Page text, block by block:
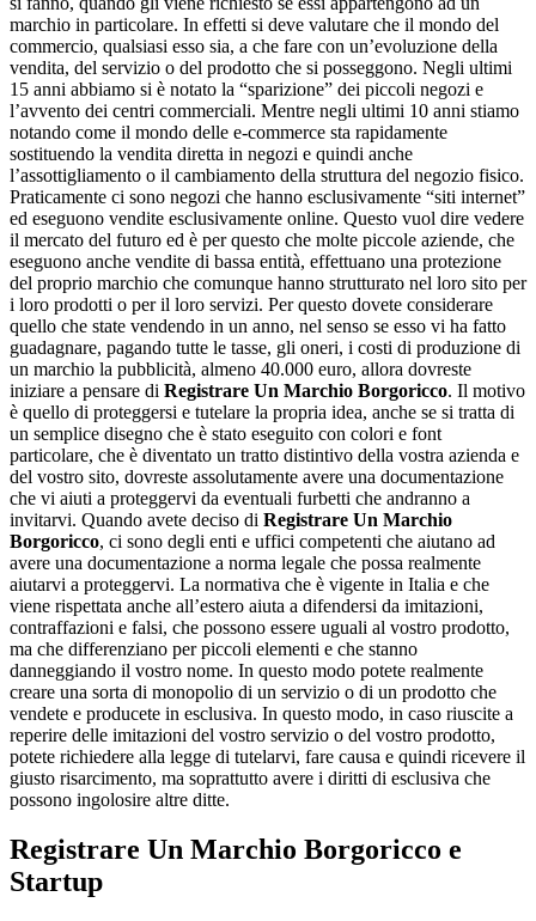
marchio in particolare. In effetti si deve valutare che il mondo del
commercio, qualsiasi esso sia, a che fare con un’evoluzione della
vendita, del servizio o del prodotto che si posseggono. Negli ultimi
15 anni abbiamo si è notato la “sparizione” dei piccoli negozi e
l’avvento dei centri commerciali. Mentre negli ultimi 10 anni stiamo
notando come il mondo delle e-commerce sta rapidamente
sostituendo la vendita diretta in negozi e quindi anche
l’assottigliamento o il cambiamento della struttura del negozio fisico.
Praticamente ci sono negozi che hanno esclusivamente “siti internet”
ed eseguono vendite esclusivamente online. Questo vuol dire vedere
il mercato del futuro ed è per questo che molte piccole aziende, che
eseguono anche vendite di bassa entità, effettuano una protezione
del proprio marchio che comunque hanno strutturato nel loro sito per
i loro prodotti o per il loro servizi. Per questo dovete considerare
quello che state vendendo in un anno, nel senso se esso vi ha fatto
guadagnare, pagando tutte le tasse, gli oneri, i costi di produzione di
un marchio la pubblicità, almeno 40.000 euro, allora dovreste
iniziare a pensare di Registrare Un Marchio Borgoricco. Il motivo
è quello di proteggersi e tutelare la propria idea, anche se si tratta di
un semplice disegno che è stato eseguito con colori e font
particolare, che è diventato un tratto distintivo della vostra azienda e
del vostro sito, dovreste assolutamente avere una documentazione
che vi aiuti a proteggervi da eventuali furbetti che andranno a
invitarvi. Quando avete deciso di Registrare Un Marchio
Borgoricco, ci sono degli enti e uffici competenti che aiutano ad
avere una documentazione a norma legale che possa realmente
aiutarvi a proteggervi. La normativa che è vigente in Italia e che
viene rispettata anche all’estero aiuta a difendersi da imitazioni,
contraffazioni e falsi, che possono essere uguali al vostro prodotto,
ma che differenziano per piccoli elementi e che stanno
danneggiando il vostro nome. In questo modo potete realmente
creare una sorta di monopolio di un servizio o di un prodotto che
vendete e producete in esclusiva. In questo modo, in caso riuscite a
reperire delle imitazioni del vostro servizio o del vostro prodotto,
potete richiedere alla legge di tutelarvi, fare causa e quindi ricevere il
giusto risarcimento, ma soprattutto avere i diritti di esclusiva che
possono ingolosire altre ditte.
Registrare Un Marchio Borgoricco e
Startup